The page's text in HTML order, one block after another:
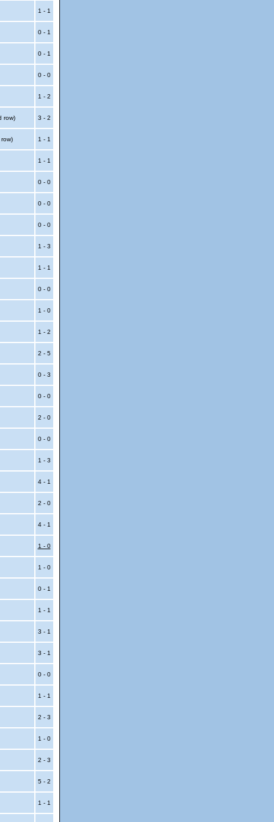
1 - 1
0 - 1
0 - 1
0 - 0
1 - 2
row) 3 - 2
1 - 1
1 - 1
0 - 0
0 - 0
0 - 0
1 - 3
1 - 1
0 - 0
1 - 0
1 - 2
2 - 5
0 - 3
0 - 0
2 - 0
0 - 0
1 - 3
4 - 1
2 - 0
4 - 1
1 - 0
1 - 0
0 - 1
1 - 1
3 - 1
3 - 1
0 - 0
1 - 1
2 - 3
1 - 0
2 - 3
5 - 2
1 - 1